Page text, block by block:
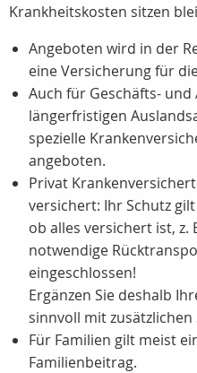
Krankheitskosten sitzen
Angeboten wird in der
eine Versicherung für
Auch für Geschäfts-
längerfristigen
spezielle
angeboten.
Privat
versichert: Ihr Schutz
ob alles versichert ist, z.
notwendige
eingeschlossen!
Ergänzen Sie deshalb
sinnvoll mit zusätzlichen
Für Familien gilt meist
Familienbeitrag.